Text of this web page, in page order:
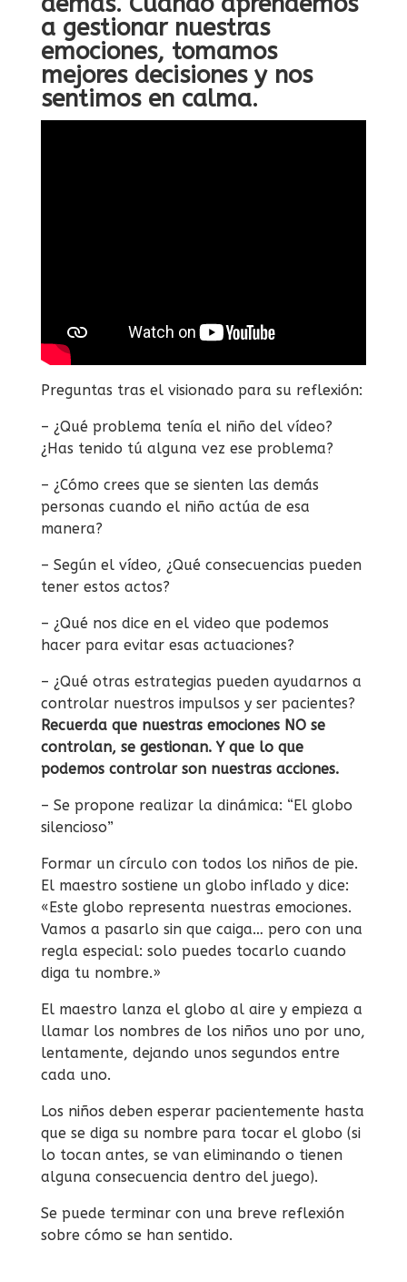
a gestionar nuestras
emociones, tomamos
mejores decisiones y nos
sentimos en calma.
Preguntas tras el visionado para su reflexión:
– ¿Qué problema tenía el niño del vídeo?
¿Has tenido tú alguna vez ese problema?
– ¿Cómo crees que se sienten las demás
personas cuando el niño actúa de esa
manera?
– Según el vídeo, ¿Qué consecuencias pueden
tener estos actos?
– ¿Qué nos dice en el video que podemos
hacer para evitar esas actuaciones?
– ¿Qué otras estrategias pueden ayudarnos a
controlar nuestros impulsos y ser pacientes?
Recuerda que nuestras emociones NO se
controlan, se gestionan. Y que lo que
podemos controlar son nuestras acciones.
– Se propone realizar la dinámica: “El globo
silencioso”
Formar un círculo con todos los niños de pie.
El maestro sostiene un globo inflado y dice:
«Este globo representa nuestras emociones.
Vamos a pasarlo sin que caiga… pero con una
regla especial: solo puedes tocarlo cuando
diga tu nombre.»
El maestro lanza el globo al aire y empieza a
llamar los nombres de los niños uno por uno,
lentamente, dejando unos segundos entre
cada uno.
Los niños deben esperar pacientemente hasta
que se diga su nombre para tocar el globo (si
lo tocan antes, se van eliminando o tienen
alguna consecuencia dentro del juego).
Se puede terminar con una breve reflexión
sobre cómo se han sentido.